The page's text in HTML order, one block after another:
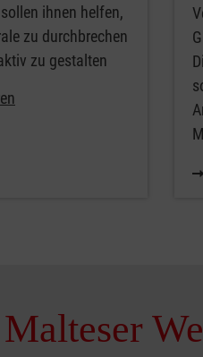
ihnen helfen,
zu durchbrechen
zu gestalten